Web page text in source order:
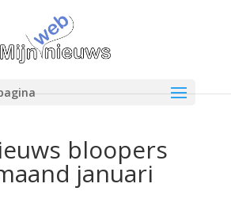
bloopers
januari